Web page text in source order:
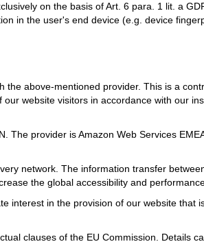
on the basis of Art. 6 para. 1 lit. a
in the user's end device (e.g. device
above-mentioned provider. This is a
website visitors in accordance with our
The provider is Amazon Web Services
network. The information transfer
the global accessibility and
interest in the provision of our website that
clauses of the EU Commission. Details